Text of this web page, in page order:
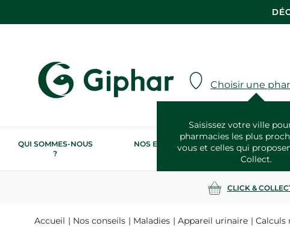
Choisir une
Saisissez votre ville
pharmacies les plus
vous et celles qui
Collect.
QUI SOMMES-NOUS
?
NOS ENGAGEMENTS
RSE
NOS
CLICK &
Accueil Nos conseils Maladies Appareil urinaire Calculs